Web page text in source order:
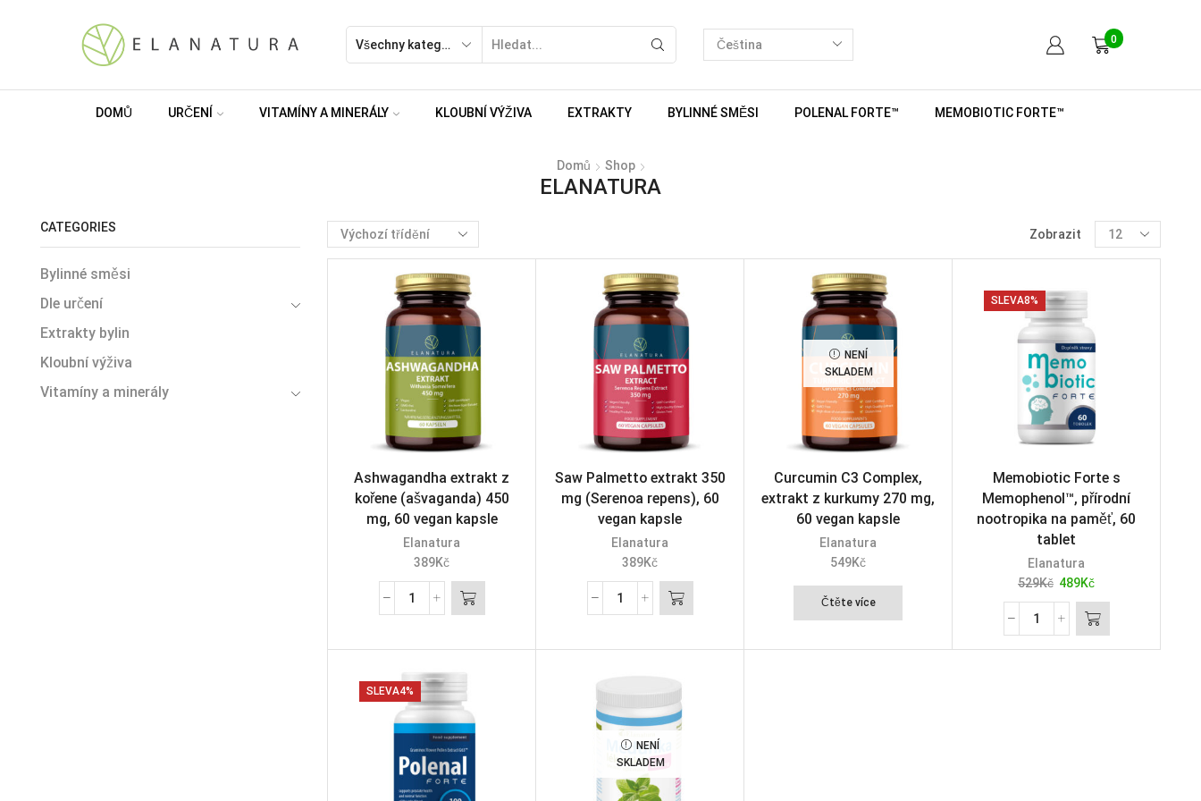
0
DOMŮ URČENÍ VITAMÍNY A MINERÁLY KLOUBNÍ VÝŽIVA EXTRAKTY BYLINNÉ SMĚSI POLENAL FORTE™ MEMOBIOTIC FORTE™
Domů Shop
ELANATURA
Zobrazit
Ashwagandha extrakt z
kořene (ašvaganda) 450
mg, 60 vegan kapsle
Elanatura
389Kč
Saw Palmetto extrakt 350
mg (Serenoa repens), 60
vegan kapsle
Elanatura
389Kč
NENÍ
SKLADEM
Curcumin C3 Complex,
extrakt z kurkumy 270 mg,
60 vegan kapsle
Elanatura
549Kč
Čtěte více
SLEVA8%
Memobiotic Forte s
Memophenol™, přírodní
nootropika na paměť, 60
tablet
Elanatura
529Kč 489Kč
SLEVA4%
NENÍ
SKLADEM
CATEGORIES
Bylinné směsi
Dle určení
Extrakty bylin
Kloubní výživa
Vitamíny a minerály